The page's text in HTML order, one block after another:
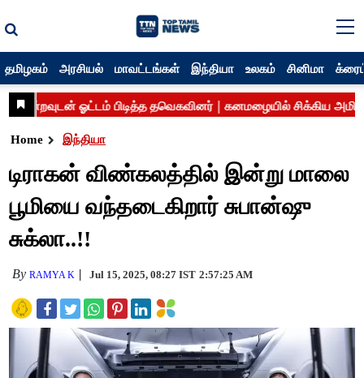
தமிழகம் அரசியல் மாவட்டங்கள் இந்தியா உலகம் சினிமா
Home இந்தியா
டிராகன் விண்கலத்தில் இன்று மாலை
பூமியை வந்தடைகிறார் சுபான்ஷு
சுக்லா..!!
ByRAMYA K Jul 15, 2025, 08:27 IST 2:57:25 AM